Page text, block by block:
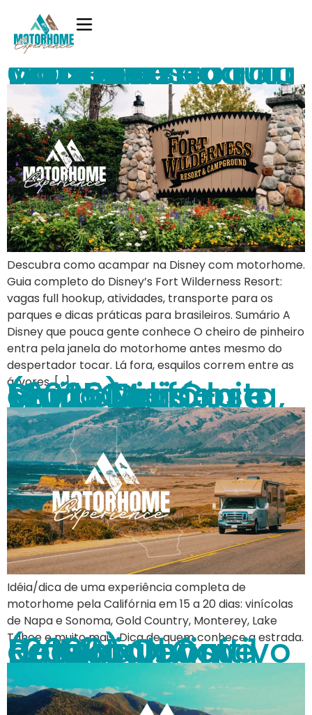
Camping na Disney de Motorhome: guia completo do Fort Wilderness para brasileiros (2026)
Descubra como acampar na Disney com motorhome.
Guia completo do Disney’s Fort Wilderness Resort:
vagas full hookup, atividades, transporte para os
parques e dicas práticas para brasileiros. Sumário A
Disney que pouca gente conhece O cheiro de pinheiro
entra pela janela do motorhome antes mesmo do
despertador tocar. Lá fora, esquilos correm entre as
árvores, […]
Dica: Califórnia em 15 Dias – Vinícolas, Costa, Serra Nevada e Muito Mais (2026)
Idéia/dica de uma experiência completa de
motorhome pela Califórnia em 15 a 20 dias: vinícolas
de Napa e Sonoma, Gold Country, Monterey, Lake
Tahoe e muito mais. Dica de quem conhece a estrada.
Pacific Coast Highway: O Roteiro Definitivo de Motorhome pela Highway 1 (2026)